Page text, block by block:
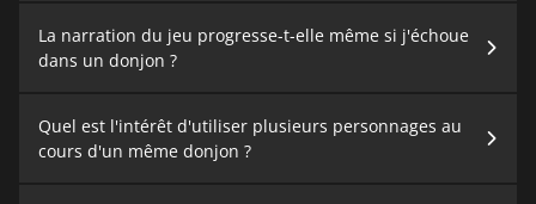
La narration du jeu progresse-t-elle même si j'échoue
dans un donjon ?
Quel est l'intérêt d'utiliser plusieurs personnages au
cours d'un même donjon ?